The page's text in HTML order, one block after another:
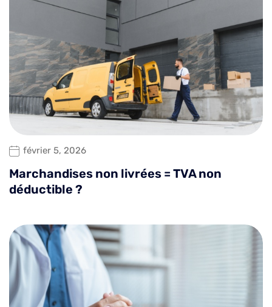
février 5, 2026
Marchandises non livrées = TVA non
déductible ?